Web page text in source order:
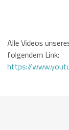
Alle Videos
folgendem Link:
https://